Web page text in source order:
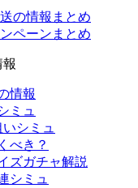
の情報まとめ
ペーンまとめ
情報
ミュ
シミュ
べき？
ズガチャ解説
シミュ